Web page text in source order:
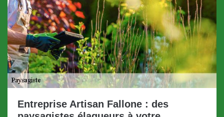
Entreprise Artisan Fallone : des